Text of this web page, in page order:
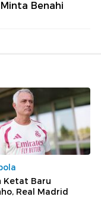
Benahi
Ketat Baru
Real Madrid